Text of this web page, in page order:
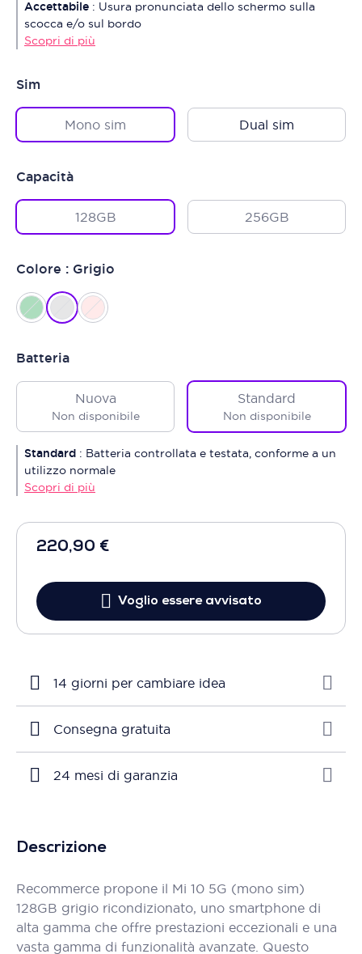
220,90 €
Voglio essere avvisato
Accettabile : Usura pronunciata dello schermo sulla
scocca e/o sul bordo
Scopri di più
Sim
Mono sim Dual sim
Capacità
128GB 256GB
Colore : Grigio
Batteria
Nuova
Non disponibile
Standard
Non disponibile
Standard : Batteria controllata e testata, conforme a un
utilizzo normale
Scopri di più
14 giorni per cambiare idea
Consegna gratuita
24 mesi di garanzia
Descrizione
Recommerce propone il Mi 10 5G (mono sim)
128GB grigio ricondizionato, uno smartphone di
alta gamma che offre prestazioni eccezionali e una
vasta gamma di funzionalità avanzate. Questo